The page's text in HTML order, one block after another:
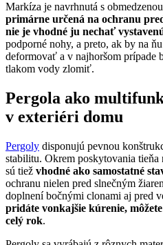
Markíza je navrhnutá s
primárne určená na ochranu
nie je vhodné ju nechať
podporné nohy, a preto, ak by na
deformovať a v najhoršom prípade
tlakom vody zlomiť.
Pergola ako
v exteriéri domu
Pergoly disponujú pevnou
stabilitu. Okrem poskytovania tieňa
sú tiež vhodné ako samostatné
ochranu nielen pred slnečným
doplnení bočnými clonami aj pred
pridáte vonkajšie kúrenie,
celý rok.